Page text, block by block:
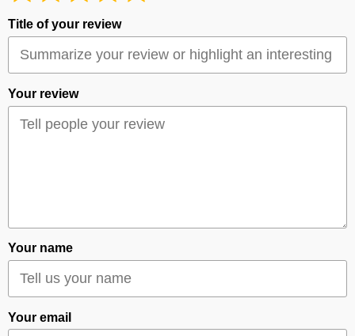
Title of your review
Your review
Your name
Your email